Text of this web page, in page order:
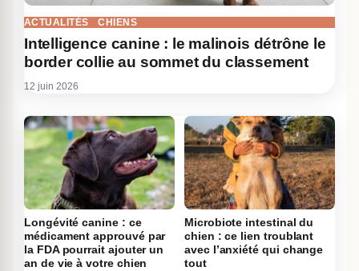
ACTUALITÉS CHIENS
Intelligence canine : le malinois détrône le
border collie au sommet du classement
12 juin 2026
Longévité canine : ce
médicament approuvé par
la FDA pourrait ajouter un
an de vie à votre chien
Microbiote intestinal du
chien : ce lien troublant
avec l’anxiété qui change
tout